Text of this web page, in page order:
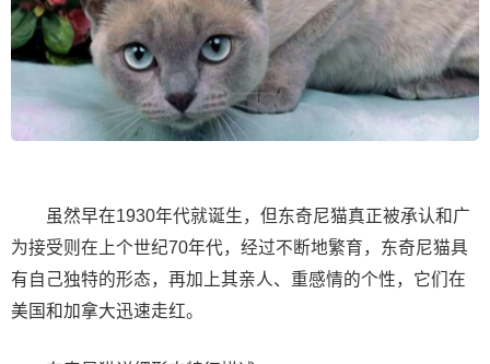
虽然早在1930年代就诞生，但东奇尼猫真正被承认和广
为接受则在上个世纪70年代，经过不断地繁育，东奇尼猫具
有自己独特的形态，再加上其亲人、重感情的个性，它们在
美国和加拿大迅速走红。